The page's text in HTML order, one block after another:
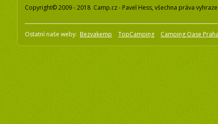
Copyright© 2009 - 2018 Camp.cz - Pavel Hess, všechna práva
Ostatní naše weby: Bezvakemp TopCamping Camping Oase